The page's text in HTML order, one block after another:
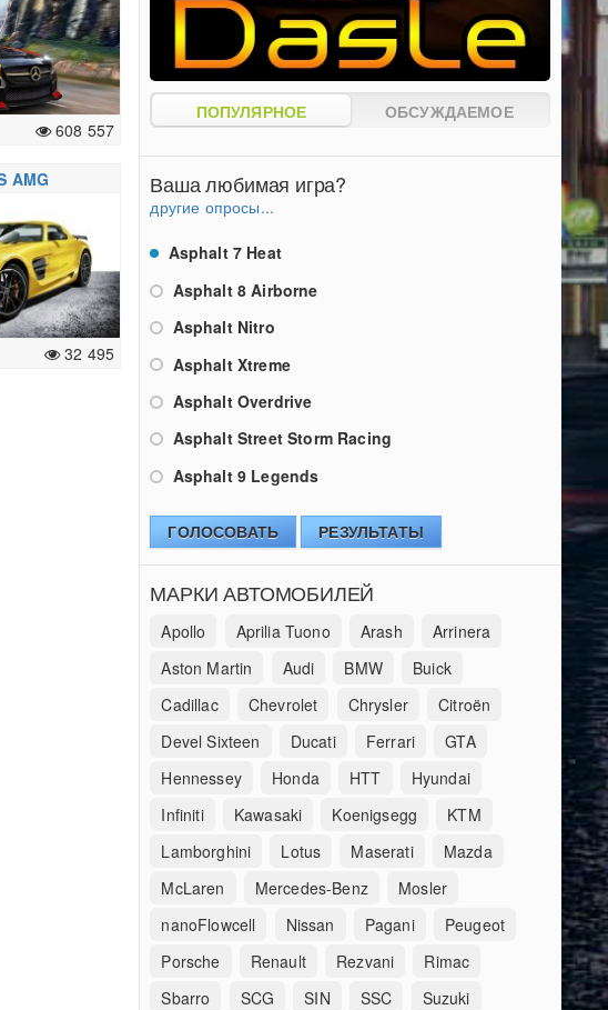
608 557
AMG
32 495
ПОПУЛЯРНОЕ ОБСУЖДАЕМОЕ
Ваша любимая игра?
другие опросы...
Asphalt 7 Heat
Asphalt 8 Airborne
Asphalt Nitro
Asphalt Xtreme
Asphalt Overdrive
Asphalt Street Storm Racing
Asphalt 9 Legends
ГОЛОСОВАТЬ РЕЗУЛЬТАТЫ
МАРКИ АВТОМОБИЛЕЙ
Apollo Aprilia Tuono Arash
Arrinera
Aston Martin
Audi BMW
Buick
Cadillac
Chevrolet Chrysler
Citroën
Devel Sixteen
Ducati Ferrari
GTA
Hennessey
Honda HTT
Hyundai
Infiniti
Kawasaki Koenigsegg
KTM
Lamborghini
Lotus Maserati
Mazda
McLaren
Mercedes-Benz
Mosler
nanoFlowcell
Nissan Pagani
Peugeot
Porsche
Renault Rezvani
Rimac
Sbarro
SCG SIN SSC
Suzuki